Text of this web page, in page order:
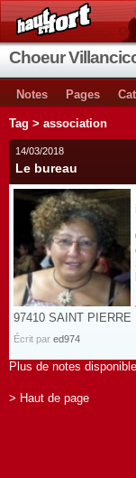
Choeur
Notes Pages
Tag > association
14/03/2018
Le bureau
97410 SAINT
Écrit par ed974
Plus de notes
> Haut de page